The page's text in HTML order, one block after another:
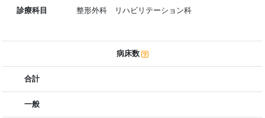
診療科目 整形外科 リハビリテーション科
病床数
合計
一般